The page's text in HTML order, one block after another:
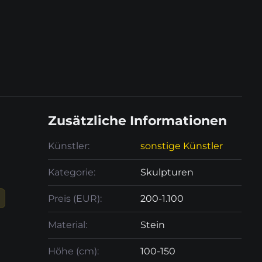
Zusätzliche Informationen
Künstler: sonstige Künstler
Kategorie: Skulpturen
Preis (EUR): 200-1.100
Material: Stein
Höhe (cm): 100-150